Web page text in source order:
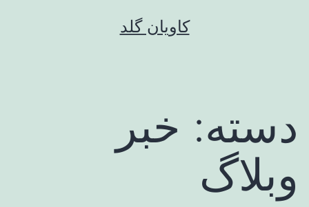
کاویان گلد
دسته: خبر
وبلاگ